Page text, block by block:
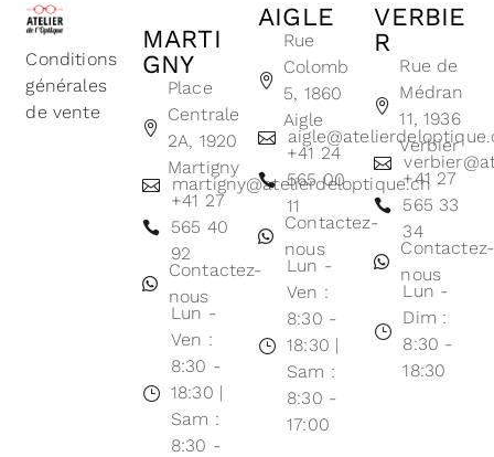
Conditions
générales
de vente
MARTI
GNY
Place
Centrale
2A, 1920
Martigny
martigny@atelierdeloptique.ch
+41 27
565 40
92
Contactez-
nous
Lun -
Ven :
8:30 -
18:30 |
Sam :
8:30 -
AIGLE
Rue
Colomb
5, 1860
Aigle
+41 24
565 00
11
Contactez-
nous
Lun -
Ven :
8:30 -
18:30 |
Sam :
8:30 -
17:00
VERBIE
R
Rue de
Médran
11, 1936
Verbier
+41 27
565 33
34
Contactez-
nous
Lun -
Dim :
8:30 -
18:30